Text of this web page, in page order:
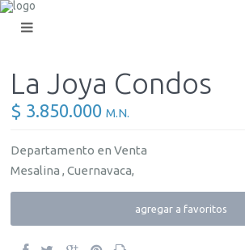
La Joya Condos
$ 3.850.000 M.N.
Departamento en Venta
Mesalina , Cuernavaca,
agregar a favoritos